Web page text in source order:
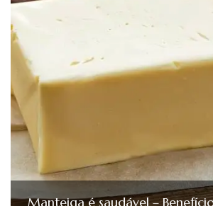
Manteiga é saudável –